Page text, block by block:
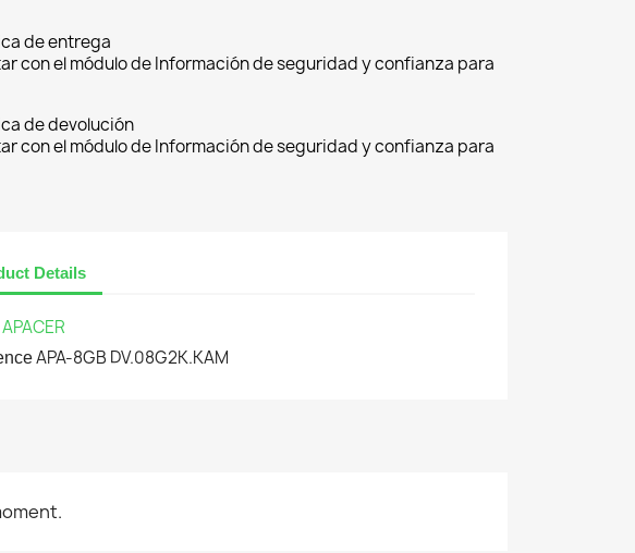
de entrega
con el módulo de Información de seguridad y confianza para
de devolución
con el módulo de Información de seguridad y confianza para
Details
APACER
APA-8GB DV.08G2K.KAM